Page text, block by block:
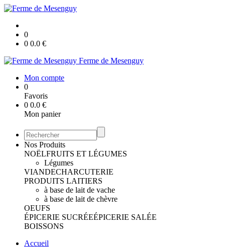
0
0 0.0 €
Ferme de Mesenguy
Mon compte
0
Favoris
0 0.0 €
Mon panier
Nos Produits
NOËLFRUITS ET LÉGUMES
Légumes
VIANDECHARCUTERIE
PRODUITS LAITIERS
à base de lait de vache
à base de lait de chèvre
OEUFS
ÉPICERIE SUCRÉEÉPICERIE SALÉE
BOISSONS
Accueil